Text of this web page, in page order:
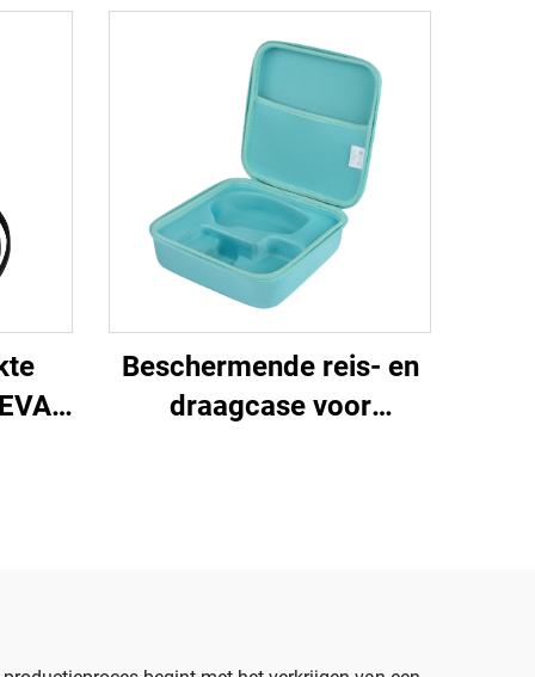
Beschermende reis- en
draagcase voor